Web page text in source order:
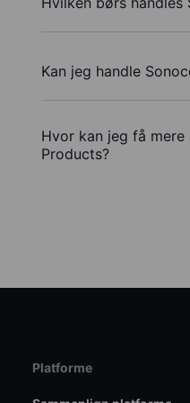
Kan jeg handle
Hvor kan jeg få
Products?
Platforme